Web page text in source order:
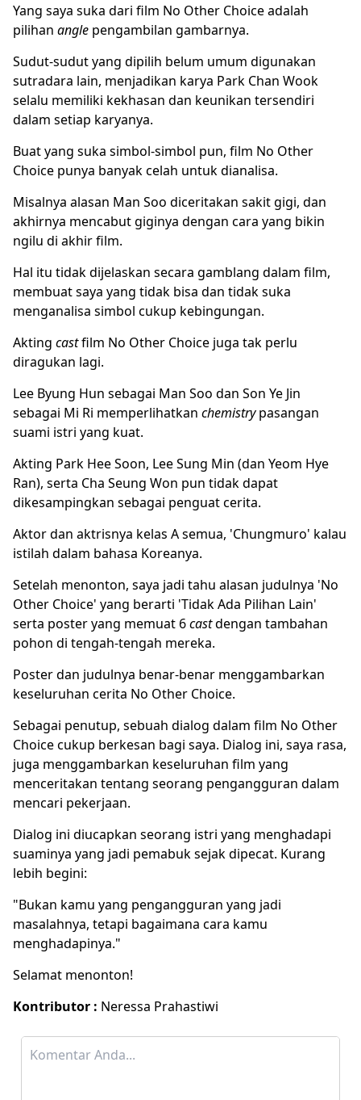
Yang saya suka dari film No Other Choice adalah
pilihan angle pengambilan gambarnya.
Sudut-sudut yang dipilih belum umum digunakan
sutradara lain, menjadikan karya Park Chan Wook
selalu memiliki kekhasan dan keunikan tersendiri
dalam setiap karyanya.
Buat yang suka simbol-simbol pun, film No Other
Choice punya banyak celah untuk dianalisa.
Misalnya alasan Man Soo diceritakan sakit gigi, dan
akhirnya mencabut giginya dengan cara yang bikin
ngilu di akhir film.
Hal itu tidak dijelaskan secara gamblang dalam film,
membuat saya yang tidak bisa dan tidak suka
menganalisa simbol cukup kebingungan.
Akting castfilm No Other Choice juga tak perlu
diragukan lagi.
Lee Byung Hun sebagai Man Soo dan Son Ye Jin
sebagai Mi Ri memperlihatkan chemistrypasangan
suami istri yang kuat.
Akting Park Hee Soon, Lee Sung Min (dan Yeom Hye
Ran), serta Cha Seung Won pun tidak dapat
dikesampingkan sebagai penguat cerita.
Aktor dan aktrisnya kelas A semua, 'Chungmuro' kalau
istilah dalam bahasa Koreanya.
Setelah menonton, saya jadi tahu alasan judulnya 'No
Other Choice' yang berarti 'Tidak Ada Pilihan Lain'
serta poster yang memuat 6castdengan tambahan
pohon di tengah-tengah mereka.
Poster dan judulnya benar-benar menggambarkan
keseluruhan cerita No Other Choice.
Sebagai penutup, sebuah dialog dalam film No Other
Choice cukup berkesan bagi saya. Dialog ini, saya rasa,
juga menggambarkan keseluruhan film yang
menceritakan tentang seorang pengangguran dalam
mencari pekerjaan.
Dialog ini diucapkan seorang istri yang menghadapi
suaminya yang jadi pemabuk sejak dipecat. Kurang
lebih begini:
"Bukan kamu yang pengangguran yang jadi
masalahnya, tetapi bagaimana cara kamu
menghadapinya."
Selamat menonton!
Kontributor : Neressa Prahastiwi